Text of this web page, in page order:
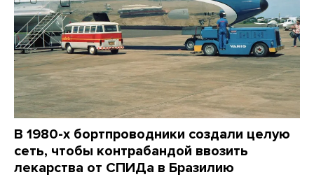
В 1980-х бортпроводники создали целую
сеть, чтобы контрабандой ввозить
лекарства от СПИДа в Бразилию